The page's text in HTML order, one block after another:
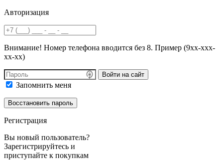
Авторизация
Внимание! Номер телефона вводится без 8. Пример (9хх-ххх-
хх-хх)
Войти на сайт
Запомнить меня
Регистрация
Вы новый пользователь?
Зарегистрируйтесь и
приступайте к покупкам